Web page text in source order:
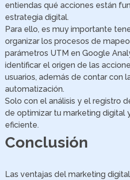
entiendas qué acciones están
estrategia digital.
Para ello, es muy importante
organizar los procesos de
parámetros UTM en Google
identificar el origen de las
usuarios, además de contar con
automatización.
Solo con el análisis y el registro
de optimizar tu marketing digital
eficiente.
Conclusión
Las ventajas del marketing